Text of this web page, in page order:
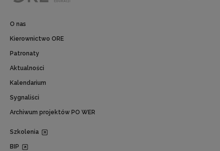
O nas
Kierownictwo ORE
Patronaty
Aktualności
Kalendarium
Sygnaliści
Archiwum projektów PO WER
Szkolenia
BIP